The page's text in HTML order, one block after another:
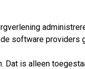
software providers
Dat is alleen